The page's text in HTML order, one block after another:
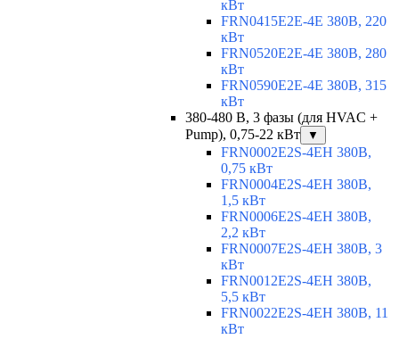
кВт
FRN0415E2E-4E 380В, 220
кВт
FRN0520E2E-4E 380В, 280
кВт
FRN0590E2E-4E 380В, 315
кВт
380-480 В, 3 фазы (для HVAC +
Pump), 0,75-22 кВт
▼
FRN0002E2S-4EH 380В,
0,75 кВт
FRN0004E2S-4EH 380В,
1,5 кВт
FRN0006E2S-4EH 380В,
2,2 кВт
FRN0007E2S-4EH 380В, 3
кВт
FRN0012E2S-4EH 380В,
5,5 кВт
FRN0022E2S-4EH 380В, 11
кВт